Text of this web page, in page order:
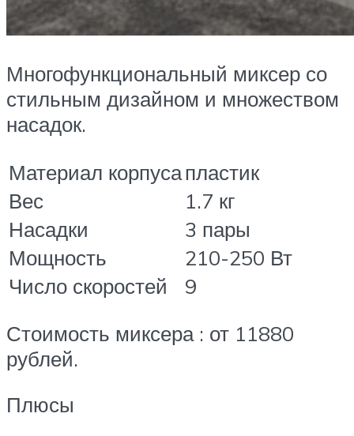
Многофункциональный миксер со
стильным дизайном и множеством
насадок.
Материал корпусапластик
Вес
1.7 кг
Насадки
3 пары
Мощность
210-250 Вт
Число скоростей
9
Стоимость миксера : от 11880
рублей.
Плюсы